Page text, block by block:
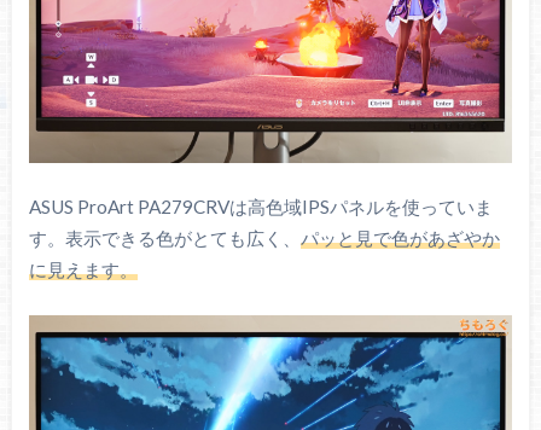
ASUS ProArt PA279CRVは高色域IPSパネルを使っていま
す。表示できる色がとても広く、 パッと見で色があざやか
に見えます。